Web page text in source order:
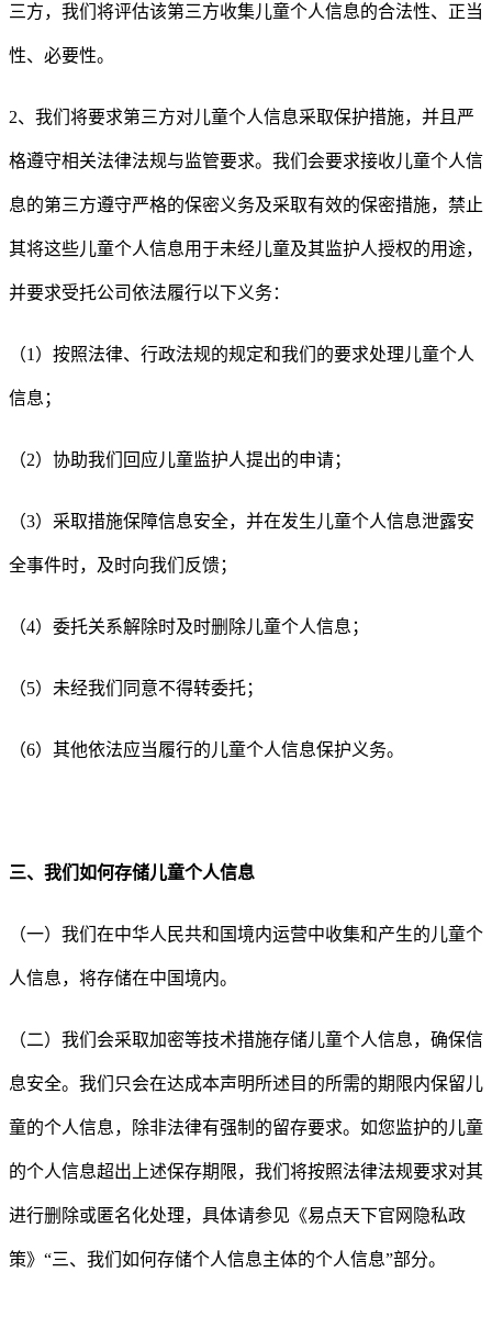
三方，我们将评估该第三方收集儿童个人信息的合法性、正当
性、必要性。
2、我们将要求第三方对儿童个人信息采取保护措施，并且严
格遵守相关法律法规与监管要求。我们会要求接收儿童个人信
息的第三方遵守严格的保密义务及采取有效的保密措施，禁止
其将这些儿童个人信息用于未经儿童及其监护人授权的用途，
并要求受托公司依法履行以下义务：
（1 ）按照法律、行政法规的规定和我们的要求处理儿童个人
信息；
（2）协助我们回应儿童监护人提出的申请；
（3）采取措施保障信息安全，并在发生儿童个人信息泄露安
全事件时，及时向我们反馈；
（4）委托关系解除时及时删除儿童个人信息；
（5）未经我们同意不得转委托；
（6）其他依法应当履行的儿童个人信息保护义务。
三、我们如何存储儿童个人信息
（一）我们在中华人民共和国境内运营中收集和产生的儿童个
人信息，将存储在中国境内。
（二）我们会采取加密等技术措施存储儿童个人信息，确保信
息安全。我们只会在达成本声明所述目的所需的期限内保留儿
童的个人信息，除非法律有强制的留存要求。如您监护的儿童
的个人信息超出上述保存期限，我们将按照法律法规要求对其
进行删除或匿名化处理，具体请参见《易点天下官网隐私政
策》 “三、我们如何存储个人信息主体的个人信息”部分。